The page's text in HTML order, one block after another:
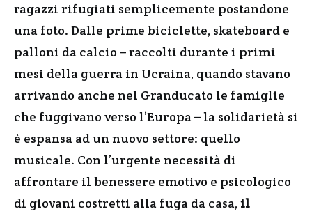
ragazzi rifugiati semplicemente postandone
una foto. Dalle prime biciclette, skateboard e
palloni da calcio – raccolti durante i primi
mesi della guerra in Ucraina, quando stavano
arrivando anche nel Granducato le famiglie
che fuggivano verso l’Europa – la solidarietà si
è espansa ad un nuovo settore: quello
musicale. Con l’urgente necessità di
affrontare il benessere emotivo e psicologico
di giovani costretti alla fuga da casa, il